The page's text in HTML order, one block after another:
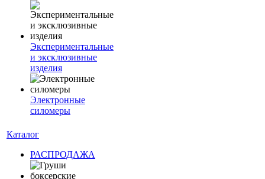
Экспериментальные
и эксклюзивные
изделия
Электронные
силомеры
Каталог
РАСПРОДАЖА